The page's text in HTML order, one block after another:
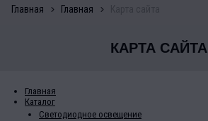
Главная Главная
КАРТА САЙТА
Главная
Каталог
Светодиодное освещение